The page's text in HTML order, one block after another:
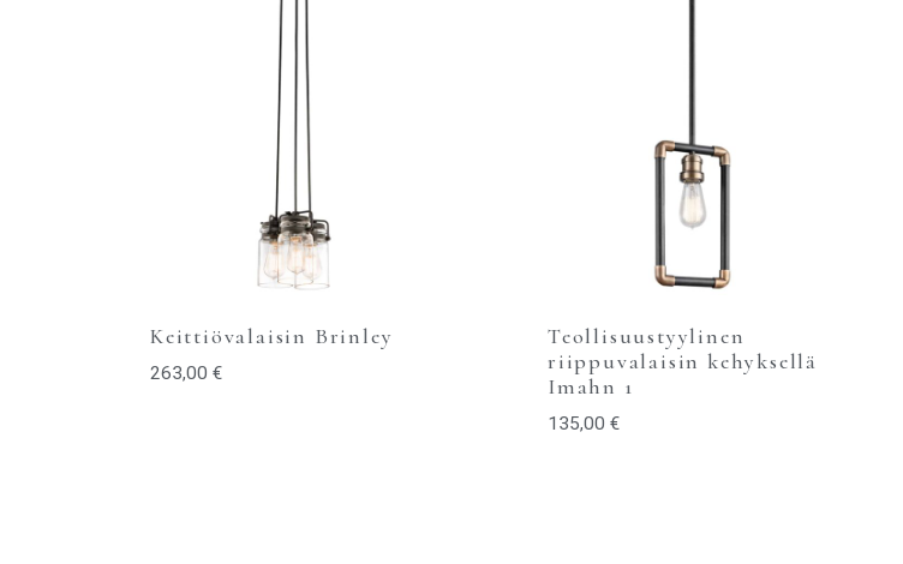
Keittiövalaisin Brinley
263,00 €
Teollisuustyylinen
riippuvalaisin kehyksellä
Imahn 1
135,00 €